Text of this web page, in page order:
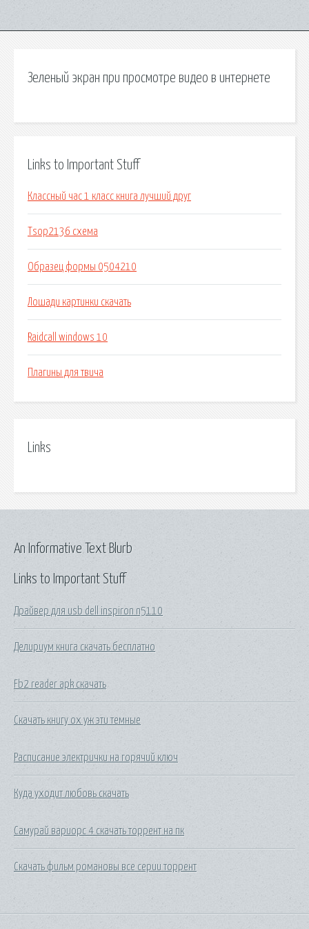
Зеленый экран при просмотре видео в интернете
Links to Important Stuff
Классный час 1 класс книга лучший друг
Tsop2136 схема
Образец формы 0504210
Лошади картинки скачать
Raidcall windows 10
Плагины для твича
Links
Links to Important Stuff
Драйвер для usb dell inspiron n5110
Делириум книга скачать бесплатно
Fb2 reader apk скачать
Скачать книгу ох уж эти темные
Расписание электрички на горячий ключ
Куда уходит любовь скачать
Самурай вариорс 4 скачать торрент на пк
Скачать фильм романовы все серии торрент
An Informative Text Blurb